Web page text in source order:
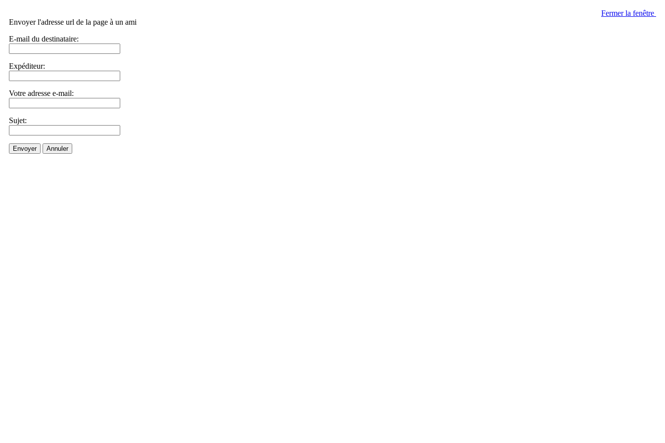
Fermer la fenêtre
Envoyer l'adresse url de la page à un ami
E-mail du destinataire:
Expéditeur:
Votre adresse e-mail:
Sujet:
Envoyer Annuler